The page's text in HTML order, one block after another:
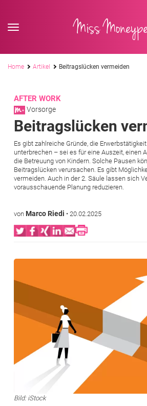
Miss
Pfadnavigation
Home Artikel Beitragslücken vermeiden
AFTER WORK
Vorsorge
Beitragslücken
Es gibt zahlreiche Gründe, die
unterbrechen – sei es für eine Auszeit, einen
die Betreuung von Kindern. Solche Pausen
Beitragslücken verursachen. Es gibt
vermeiden. Auch in der 2. Säule lassen sich
vorausschauende Planung reduzieren.
von Marco Riedi • 20.02.2025
Bild
Bild: iStock